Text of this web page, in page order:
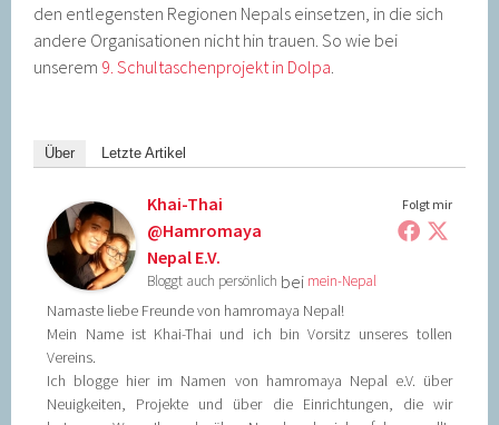
den entlegensten Regionen Nepals einsetzen, in die sich
andere Organisationen nicht hin trauen. So wie bei
unserem 9. Schultaschenprojekt in Dolpa
Über Letzte Artikel
Folgt mir
Khai-Thai
@hamromaya
Nepal E.V.
Bloggt auch persönlich bei mein-Nepal
Namaste liebe Freunde von hamromaya Nepal!
Mein Name ist Khai-Thai und ich bin Vorsitz unseres tollen
Vereins.
Ich blogge hier im Namen von hamromaya Nepal e.V. über
Neuigkeiten, Projekte und über die Einrichtungen, die wir